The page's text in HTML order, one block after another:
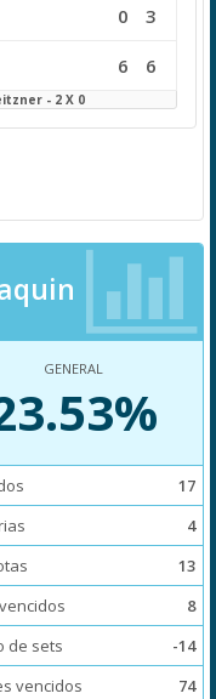
0 3
6 6
- 2 X 0
GENERAL
17
4
13
8
de sets
-14
vencidos
74